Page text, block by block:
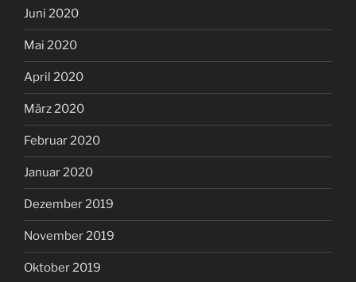
Juni 2020
Mai 2020
April 2020
März 2020
Februar 2020
Januar 2020
Dezember 2019
November 2019
Oktober 2019